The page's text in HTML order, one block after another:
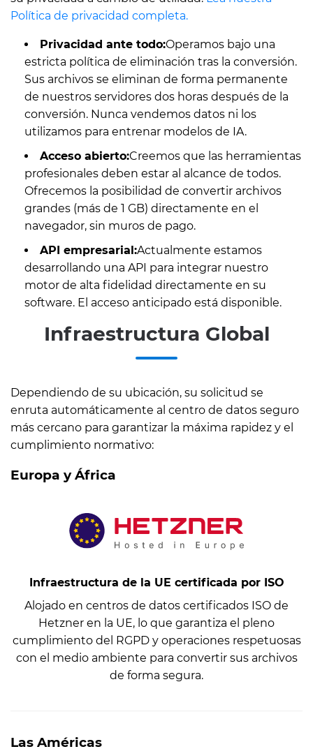
Política de privacidad completa.
Privacidad ante todo:Operamos bajo una
estricta política de eliminación tras la conversión.
Sus archivos se eliminan de forma permanente
de nuestros servidores dos horas después de la
conversión. Nunca vendemos datos ni los
utilizamos para entrenar modelos de IA.
Acceso abierto:Creemos que las herramientas
profesionales deben estar al alcance de todos.
Ofrecemos la posibilidad de convertir archivos
grandes (más de 1 GB) directamente en el
navegador, sin muros de pago.
API empresarial:Actualmente estamos
desarrollando una API para integrar nuestro
motor de alta fidelidad directamente en su
software. El acceso anticipado está disponible.
Infraestructura Global
Dependiendo de su ubicación, su solicitud se
enruta automáticamente al centro de datos seguro
más cercano para garantizar la máxima rapidez y el
cumplimiento normativo:
Europa y África
Infraestructura de la UE certificada por ISO
Alojado en centros de datos certificados ISO de
Hetzner en la UE, lo que garantiza el pleno
cumplimiento del RGPD y operaciones respetuosas
con el medio ambiente para convertir sus archivos
de forma segura.
Las Américas